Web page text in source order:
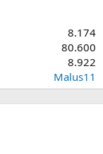
8.174
80.600
8.922
Malus11